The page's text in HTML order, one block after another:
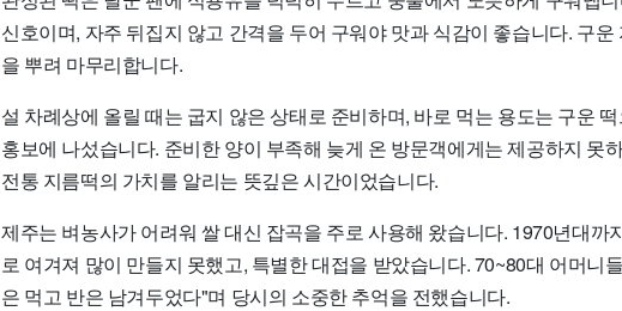
신호이며, 자주 뒤집지 않고 간격을 두어 구워야 맛과 식감이 좋습니다. 구
을 뿌려 마무리합니다.
설 차례상에 올릴 때는 굽지 않은 상태로 준비하며, 바로 먹는 용도는 구운
홍보에 나섰습니다. 준비한 양이 부족해 늦게 온 방문객에게는 제공하지 못
전통 지름떡의 가치를 알리는 뜻깊은 시간이었습니다.
제주는 벼농사가 어려워 쌀 대신 잡곡을 주로 사용해 왔습니다. 1970년대까
로 여겨져 많이 만들지 못했고, 특별한 대접을 받았습니다. 70~80대 어머니
은 먹고 반은 남겨두었다"며 당시의 소중한 추억을 전했습니다.